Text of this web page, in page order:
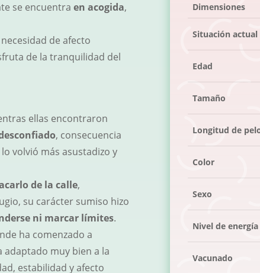
se encuentra en acogida,
de afecto
de la tranquilidad del
ellas encontraron
, consecuencia
volvió más asustadizo y
de la calle,
su carácter sumiso hizo
ni marcar límites.
ha comenzado a
adaptado muy bien a la
estabilidad y afecto
Dimensiones
Situación actual
Edad
Tamaño
Longitud de
Color
Sexo
Nivel de energía
Vacunado